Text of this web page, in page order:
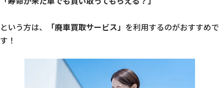
という方は、 「廃車買取サービス」 を利用するのがおすすめで
す！